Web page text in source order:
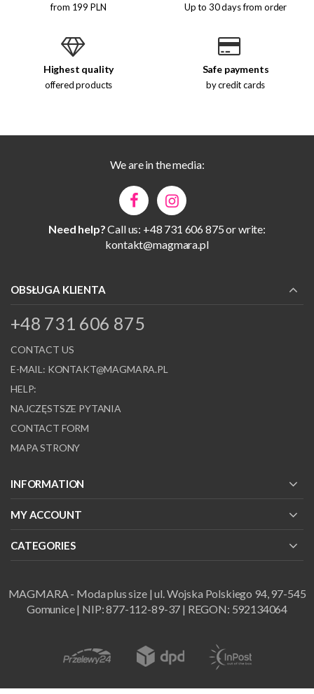
from 199 PLN Up to 30 days from order
Highest quality
offered products
Safe payments
by credit cards
We are in the media:
Need help?Call us: +48 731 606 875 or write:
kontakt@magmara.pl
OBSŁUGA KLIENTA
+48 731 606 875
CONTACT US
E-MAIL: KONTAKT@MAGMARA.PL
HELP:
NAJCZĘSTSZE PYTANIA
CONTACT FORM
MAPA STRONY
INFORMATION
MY ACCOUNT
CATEGORIES
MAGMARA - Moda plus size | ul. Wojska Polskiego 94, 97-545
Gomunice | NIP: 877-112-89-37 | REGON: 592134064